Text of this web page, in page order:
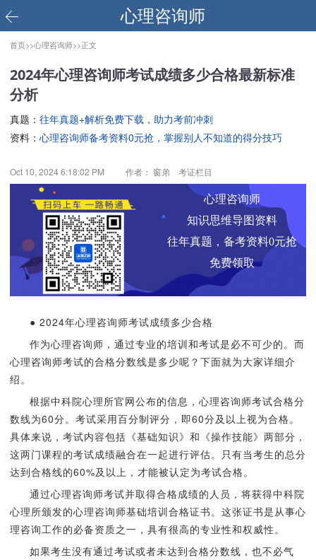
心理咨询师
首页>>心理咨询师>>正文
2024年心理咨询师考试成绩多少合格最新标准
分析
真题： 往年真题+解析免费下载，助力考前冲刺
资料： 心理咨询师备考资料0元抢，掌握别人不知道的得分技巧
Oct 10, 2024 6:18:02 PM 作者： 窗弟 考证栏目
心理咨询师
知识思维导图资料
往年真题，备考资料0元抢
免费领取
● 2024年心理咨询师考试成绩多少合格
作为心理咨询师，通过专业的培训和考试是必不可少的。而
心理咨询师考试的合格分数线是多少呢？下面就为大家详细介
绍。
根据中科院心理所官网公布的信息，心理咨询师考试合格分
数线为60分。考试采用百分制评分，即60分及以上视为合格。
具体来说，考试内容包括《基础知识》和《操作技能》两部分，
这两门课程的考试成绩融合在一起进行评估。只有当考生的总分
达到合格线的60%及以上，才能被认定为考试合格。
通过心理咨询师考试并取得合格成绩的人员，将获得中科院
心理所颁发的心理咨询师基础培训合格证书。这张证书是从事心
理咨询工作的必备资质之一，具有很高的专业性和权威性。
如果考生没有通过考试或者未达到合格分数线，也不必气